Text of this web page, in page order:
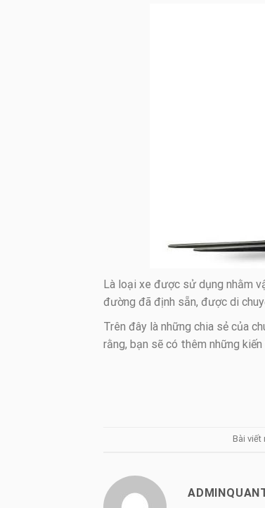
Là loại xe được sử dụng nhằm
đường đã định sẵn, được di
Trên đây là những chia sẻ của
rằng, bạn sẽ có thêm những
Bài viết